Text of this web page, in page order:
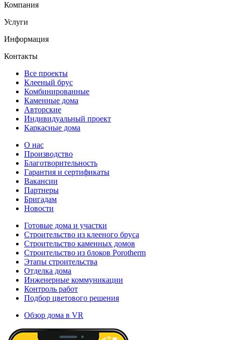
Компания
Услуги
Информация
Контакты
Все проекты
Клееный брус
Комбинированные
Каменные дома
Авторские
Индивидуальный проект
Каркасные дома
О нас
Производство
Благотворительность
Гарантия и сертификаты
Вакансии
Партнеры
Бригадам
Новости
Готовые дома и участки
Строительство из клееного бруса
Строительство каменных домов
Строительство из блоков Porotherm
Этапы строительства
Отделка дома
Инженерные коммуникации
Контроль работ
Подбор цветового решения
Обзор дома в VR